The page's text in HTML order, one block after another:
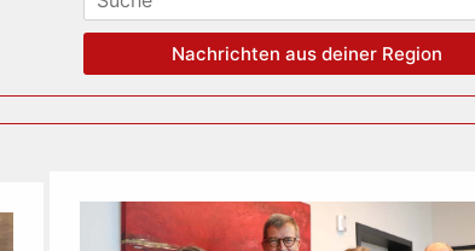
Nachrichten aus deiner Region